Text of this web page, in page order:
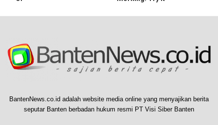
BantenNews.co.id adalah website media online yang menyajikan berita
seputar Banten berbadan hukum resmi PT Visi Siber Banten